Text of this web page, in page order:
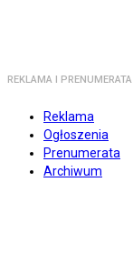
REKLAMA I PRENUMERATA
Reklama
Ogłoszenia
Prenumerata
Archiwum